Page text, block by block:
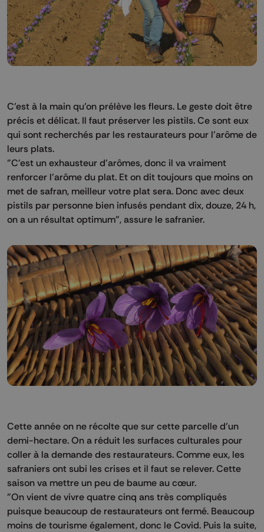
C’est à la main qu’on prélève les fleurs. Le geste doit être
précis et délicat. Il faut préserver les pistils. Ce sont eux
qui sont recherchés par les restaurateurs pour l’arôme de
leurs plats.
"C'est un exhausteur d'arômes, donc il va vraiment
renforcer l'arôme du plat. Et on dit toujours que moins on
met de safran, meilleur votre plat sera. Donc avec deux
pistils par personne bien infusés pendant dix, douze, 24 h,
on a un résultat optimum", assure le safranier.
Cette année on ne récolte que sur cette parcelle d’un
demi-hectare. On a réduit les surfaces culturales pour
coller à la demande des restaurateurs. Comme eux, les
safraniers ont subi les crises et il faut se relever. Cette
saison va mettre un peu de baume au cœur.
"On vient de vivre quatre cinq ans très compliqués
puisque beaucoup de restaurateurs ont fermé. Beaucoup
moins de tourisme également, donc le Covid. Puis la suite,